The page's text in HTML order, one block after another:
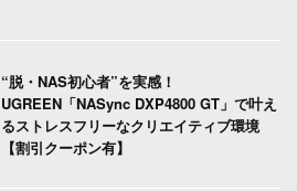
“脱・NAS初心者”を実感！
UGREEN「NASync DXP4800 GT」で叶え
るストレスフリーなクリエイティブ環境
【割引クーポン有】